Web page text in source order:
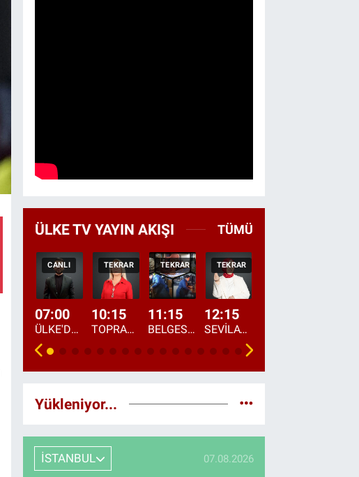
ÜLKE TV YAYIN AKIŞI TÜMÜ
CANLI
07:00
ÜLKE'DE BU SABAH
TEKRAR
10:15
TOPRAKTAN SOFRAYA
TEKRAR
11:15
BELGESEL: "ÜLKE'NİN ALIN TERİ"
TEKRAR
12:15
SEVİLAY SUNGUR İLE ELİMİN BEREKETİ
Yükleniyor...
İSTANBUL 07.08.2026